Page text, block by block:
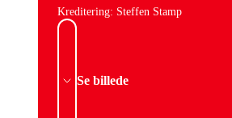
Kreditering: Steffen Stamp
Se billede